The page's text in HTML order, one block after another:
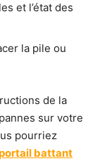
et l’état des
la pile ou
de la
sur votre
pourriez
battant